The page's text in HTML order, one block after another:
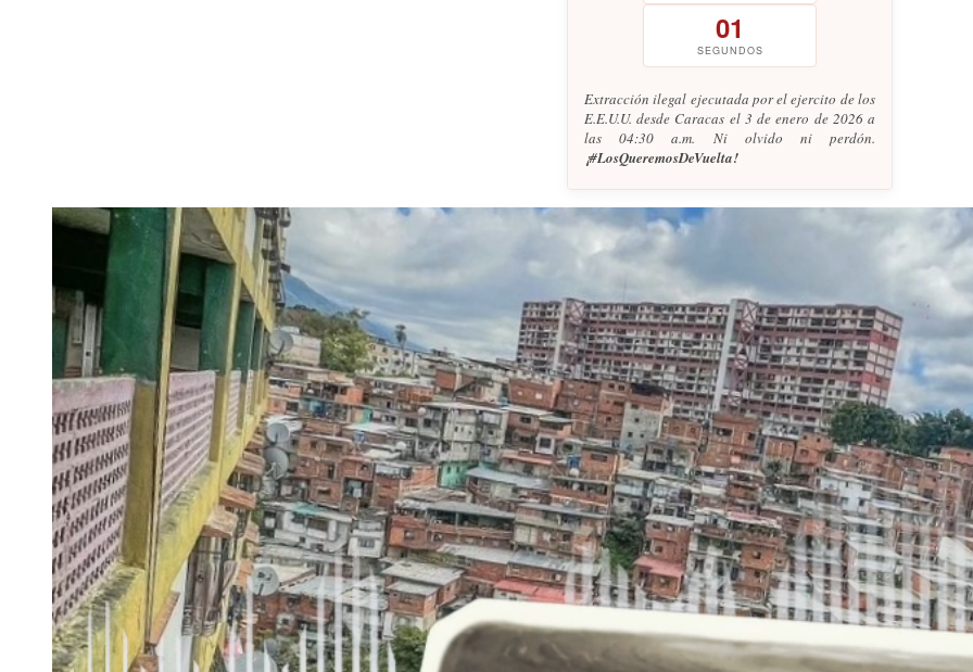
03
SEGUNDOS
Extracción ilegal ejecutada por el ejercito de los
E.E.U.U. desde Caracas el 3 de enero de 2026 a
las 04:30 a.m. Ni olvido ni perdón.
¡#LosQueremosDeVuelta!